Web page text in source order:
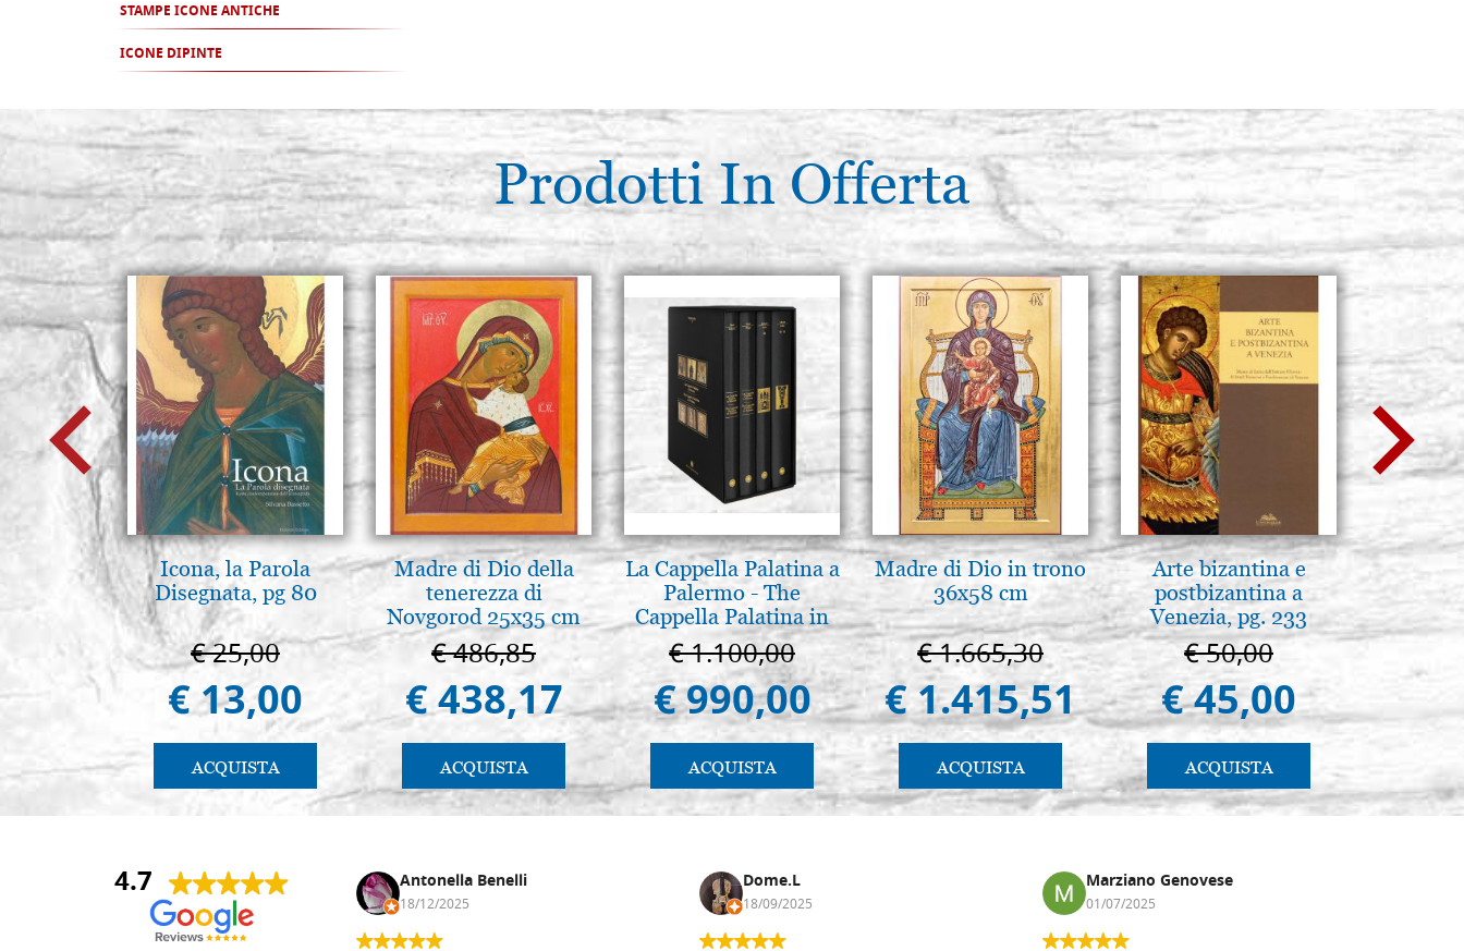
STAMPE ICONE ANTICHE
ICONE DIPINTE
Prodotti In Offerta
Icona, la Parola
Disegnata, pg 80
€ 25,00
€ 13,00
ACQUISTA
Madre di Dio della
tenerezza di
Novgorod 25x35 cm
€ 486,85
€ 438,17
ACQUISTA
La Cappella Palatina a
Palermo - The
Cappella Palatina in
Palermo
€ 1.100,00
€ 990,00
ACQUISTA
Madre di Dio in trono
36x58 cm
€ 1.665,30
€ 1.415,51
ACQUISTA
Arte bizantina e
postbizantina a
Venezia, pg. 233
€ 50,00
€ 45,00
ACQUISTA
€
4.7
Andrea Monguzzi Antonella Benelli
18/12/2025
Dome.L
18/09/2025
Marziano Genovese
01/07/2025